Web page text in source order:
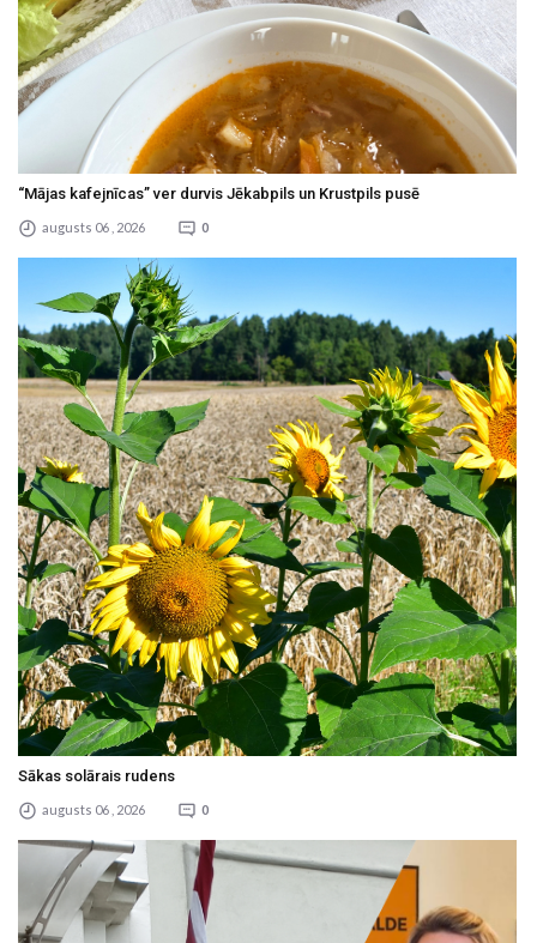
“Mājas kafejnīcas” ver durvis Jēkabpils un Krustpils pusē
augusts 06 , 2026 0
Sākas solārais rudens
augusts 06 , 2026 0